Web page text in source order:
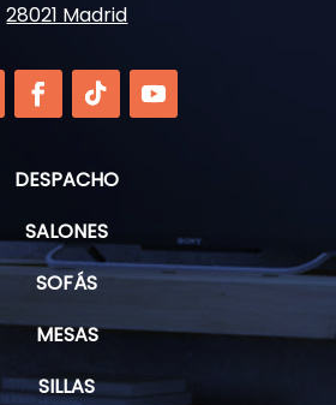
28021 Madrid
DESPACHO
SALONES
SOFÁS
MESAS
SILLAS